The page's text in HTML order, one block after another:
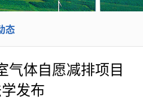
态
气体自愿减排项目
发布